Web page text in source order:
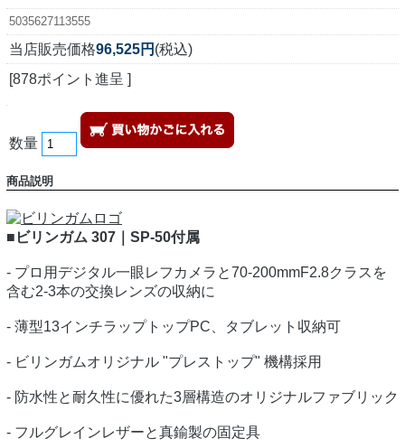
5035627113555
当店販売価格96,525円 (税込)
[878ポイント進呈 ]
数量
商品説明
■ビリンガム 307｜SP-50付属
- プロ用デジタル一眼レフカメラと70-200mmF2.8クラスを
含む2-3本の交換レンズの収納に
- 薄型13インチラップトップPC、タブレット収納可
- ビリンガムオリジナル "プレストップ" 機構採用
- 防水性と耐久性に優れた3層構造のオリジナルファブリック
- フルグレインレザーと真鍮製の固定具